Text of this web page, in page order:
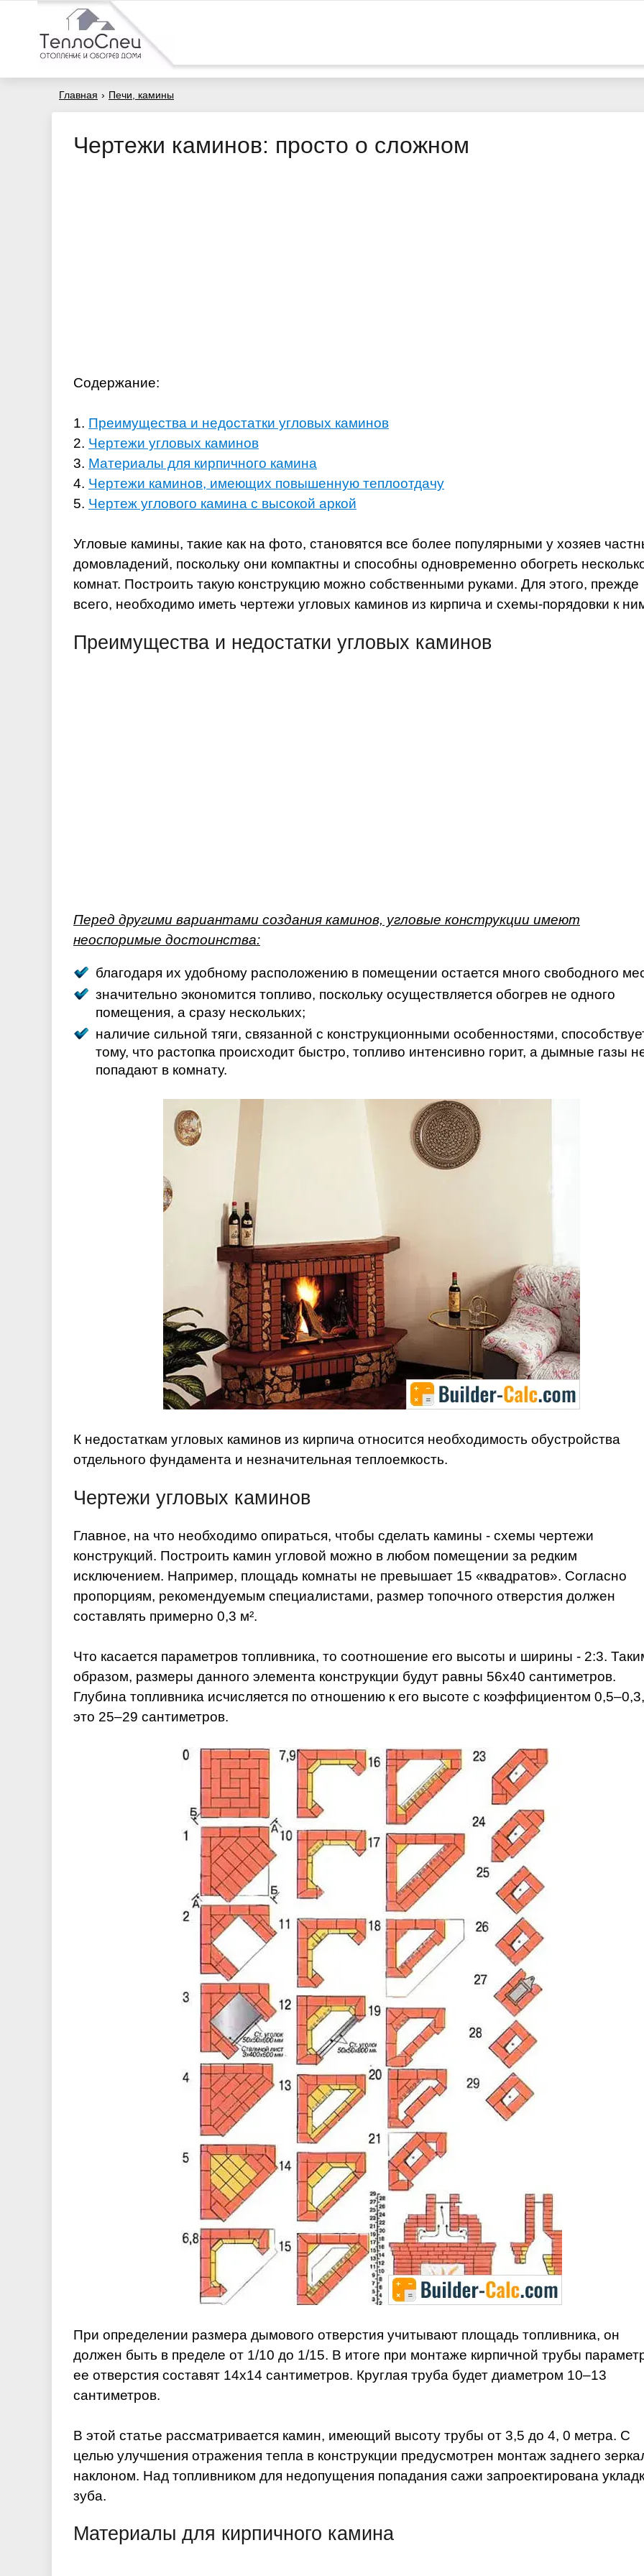
Главная › Печи, камины
Чертежи каминов: просто о сложном
Содержание:
1. Преимущества и недостатки угловых каминов
2. Чертежи угловых каминов
3. Материалы для кирпичного камина
4. Чертежи каминов, имеющих повышенную теплоотдачу
5. Чертеж углового камина с высокой аркой
Угловые камины, такие как на фото, становятся все более популярными у хозяев
домовладений, поскольку они компактны и способны одновременно обогреть
комнат. Построить такую конструкцию можно собственными руками. Для этого, прежде
всего, необходимо иметь чертежи угловых каминов из кирпича и схемы-порядовки к
Преимущества и недостатки угловых каминов
Перед другими вариантами создания каминов, угловые конструкции имеют
неоспоримые достоинства:
благодаря их удобному расположению в помещении остается много свободного
значительно экономится топливо, поскольку осуществляется обогрев не одного
помещения, а сразу нескольких;
наличие сильной тяги, связанной с конструкционными особенностями,
тому, что растопка происходит быстро, топливо интенсивно горит, а дымные газы
попадают в комнату.
К недостаткам угловых каминов из кирпича относится необходимость обустройства
отдельного фундамента и незначительная теплоемкость.
Чертежи угловых каминов
Главное, на что необходимо опираться, чтобы сделать камины - схемы чертежи
конструкций. Построить камин угловой можно в любом помещении за редким
исключением. Например, площадь комнаты не превышает 15 «квадратов». Согласно
пропорциям, рекомендуемым специалистами, размер топочного отверстия должен
составлять примерно 0,3 м².
Что касается параметров топливника, то соотношение его высоты и ширины - 2:3.
образом, размеры данного элемента конструкции будут равны 56х40 сантиметров.
Глубина топливника исчисляется по отношению к его высоте с коэффициентом
это 25–29 сантиметров.
При определении размера дымового отверстия учитывают площадь топливника, он
должен быть в пределе от 1/10 до 1/15. В итоге при монтаже кирпичной трубы
ее отверстия составят 14х14 сантиметров. Круглая труба будет диаметром 10–13
сантиметров.
В этой статье рассматривается камин, имеющий высоту трубы от 3,5 до 4, 0 метра. С
целью улучшения отражения тепла в конструкции предусмотрен монтаж заднего
наклоном. Над топливником для недопущения попадания сажи запроектирована
зуба.
Материалы для кирпичного камина